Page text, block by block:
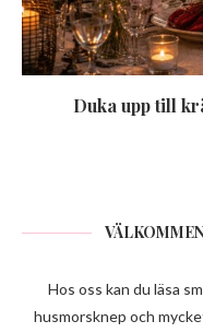
Duka upp till
Hos oss kan du läsa
husmorsknep och